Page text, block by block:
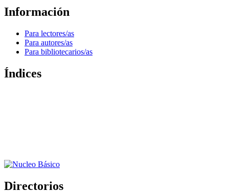
Información
Para lectores/as
Para autores/as
Para bibliotecarios/as
Índices
Directorios